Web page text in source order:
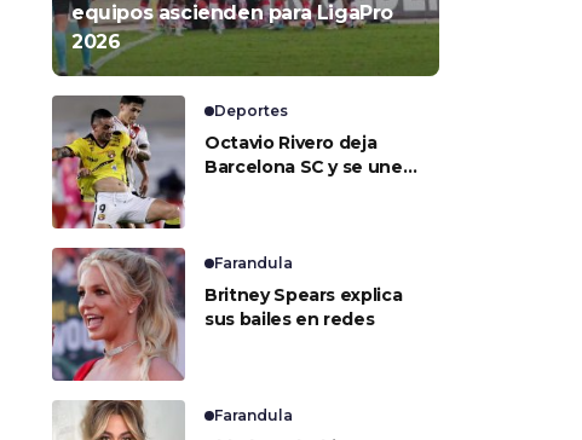
equipos ascienden para LigaPro
2026
Deportes
Octavio Rivero deja
Barcelona SC y se une a
Farandula
Britney Spears explica
sus bailes en redes
Farandula